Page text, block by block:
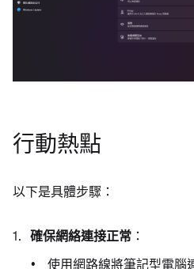
行動熱點
以下是具體步驟：
確保網絡連接正常 ：
使用網路線將筆記型電腦